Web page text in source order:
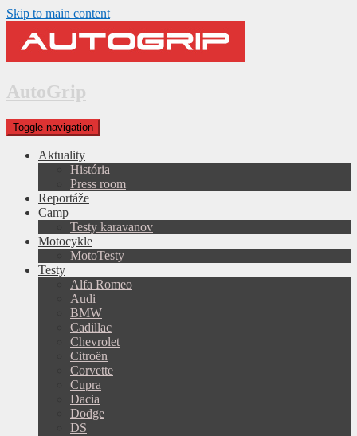
Skip to main content
AutoGrip
Toggle navigation
Aktuality
História
Press room
Reportáže
Camp
Testy karavanov
Motocykle
MotoTesty
Testy
Alfa Romeo
Audi
BMW
Cadillac
Chevrolet
Citroën
Corvette
Cupra
Dacia
Dodge
DS